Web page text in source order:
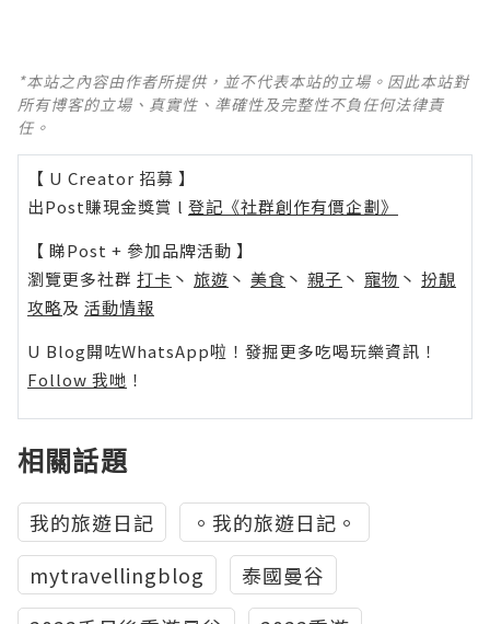
*本站之內容由作者所提供，並不代表本站的立場。因此本站對
所有博客的立場、真實性、準確性及完整性不負任何法律責
任。
【 U Creator 招募 】
出Post賺現金獎賞 l 登記《社群創作有價企劃》
【 睇Post + 參加品牌活動 】
瀏覽更多社群 打卡 丶 旅遊 丶 美食 丶 親子 丶 寵物 丶 扮靚
攻略及 活動情報
U Blog開咗WhatsApp啦！發掘更多吃喝玩樂資訊！
Follow 我哋 ！
相關話題
我的旅遊日記
。我的旅遊日記。
mytravellingblog
泰國曼谷